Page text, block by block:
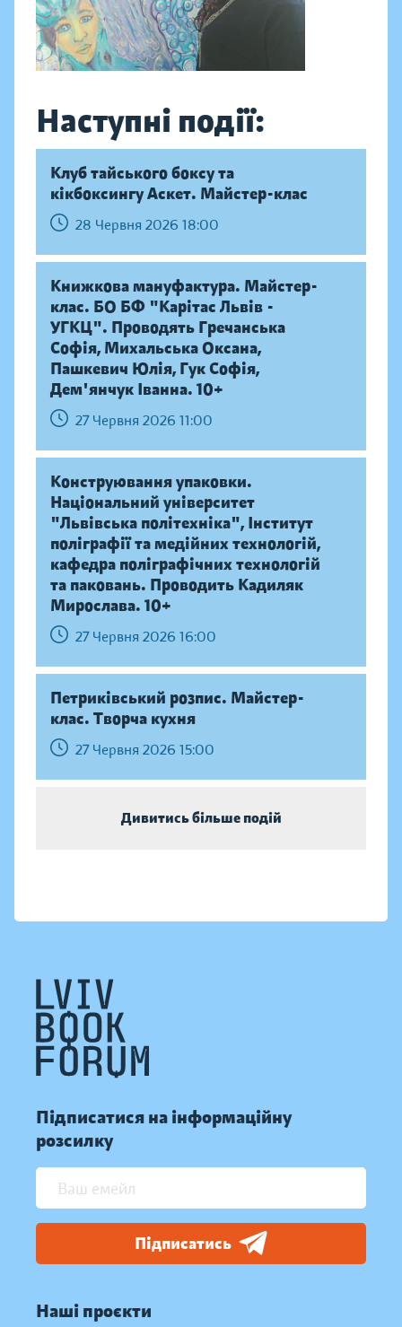
Наступні події:
Клуб тайського боксу та
кікбоксингу Аскет. Майстер-клас
28 Червня 2026 18:00
Книжкова мануфактура. Майстер-
клас. БО БФ "Карітас Львів -
УГКЦ". Проводять Гречанська
Софія, Михальська Оксана,
Пашкевич Юлія, Гук Софія,
Дем'янчук Іванна. 10+
27 Червня 2026 11:00
Конструювання упаковки.
Національний університет
"Львівська політехніка", Інститут
поліграфії та медійних технологій,
кафедра поліграфічних технологій
та паковань. Проводить Кадиляк
Мирослава. 10+
27 Червня 2026 16:00
Петриківський розпис. Майстер-
клас. Творча кухня
27 Червня 2026 15:00
Дивитись більше подій
Підписатися на інформаційну
розсилку
Підписатись
Наші проєкти